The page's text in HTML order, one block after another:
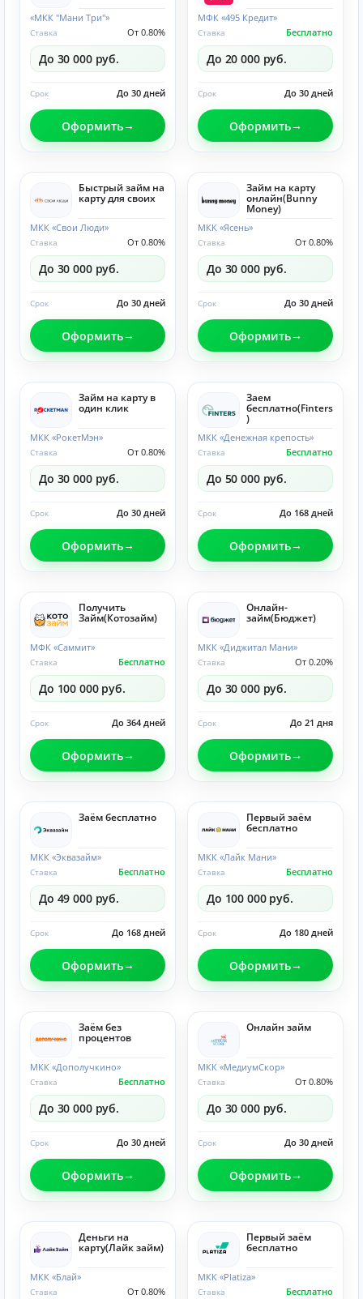
«МКК "Мани Три"»
От 0.80%
Ставка
До 30 000 руб.
До 30 дней
Срок
Оформить
МФК «495 Кредит»
Бесплатно
Ставка
До 20 000 руб.
До 30 дней
Срок
Оформить
Быстрый займ на
карту для своих
МКК «Свои Люди»
От 0.80%
Ставка
До 30 000 руб.
До 30 дней
Срок
Оформить
Займ на карту
онлайн(Bunny
Money)
МКК «Ясень»
От 0.80%
Ставка
До 30 000 руб.
До 30 дней
Срок
Оформить
Займ на карту в
один клик
МКК «РокетМэн»
От 0.80%
Ставка
До 30 000 руб.
До 30 дней
Срок
Оформить
Заем
бесплатно(Finters
)
МКК «Денежная крепость»
Бесплатно
Ставка
До 50 000 руб.
До 168 дней
Срок
Оформить
Получить
Займ(Котозайм)
МФК «Саммит»
Бесплатно
Ставка
До 100 000 руб.
До 364 дней
Срок
Оформить
Онлайн-
займ(Бюджет)
МКК «Диджитал Мани»
От 0.20%
Ставка
До 30 000 руб.
До 21 дня
Срок
Оформить
Заём бесплатно
МКК «Эквазайм»
Бесплатно
Ставка
До 49 000 руб.
До 168 дней
Срок
Оформить
Первый заём
бесплатно
МКК «Лайк Мани»
Бесплатно
Ставка
До 100 000 руб.
До 180 дней
Срок
Оформить
Заём без
процентов
МКК «Дополучкино»
Бесплатно
Ставка
До 30 000 руб.
До 30 дней
Срок
Оформить
Онлайн займ
МКК «МедиумСкор»
От 0.80%
Ставка
До 30 000 руб.
До 30 дней
Срок
Оформить
Деньги на
карту(Лайк займ)
МКК «Блай»
От 0.80%
Ставка
Первый заём
бесплатно
МКК «Platiza»
Бесплатно
Ставка